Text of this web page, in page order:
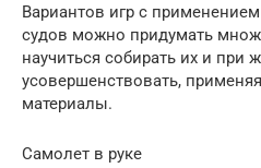
Вариантов игр с
судов можно придумать
научиться собирать их и при
усовершенствовать,
материалы.
Самолет в руке